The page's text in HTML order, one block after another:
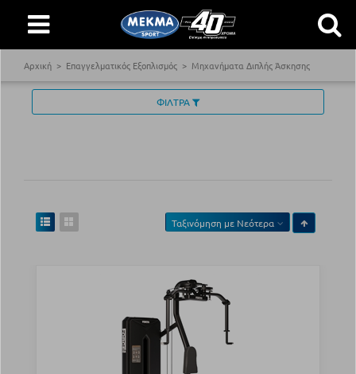
Αρχική Επαγγελματικός Εξοπλισμός Μηχανήματα Διπλής Άσκησης
ΦΙΛΤΡΑ
Ταξινόμηση με Νεότερα